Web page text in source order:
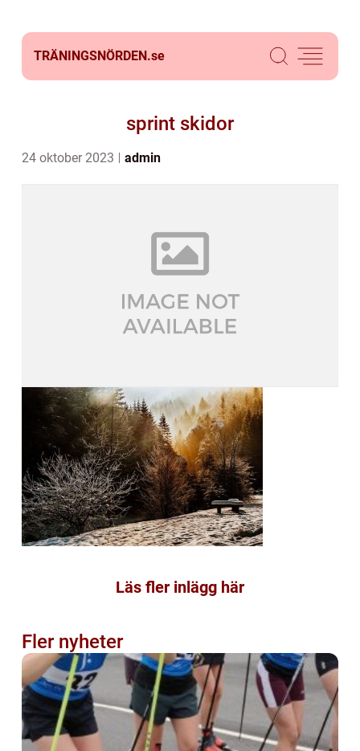
TRÄNINGSNÖRDEN.se
sprint skidor
24 oktober 2023 admin
Läs fler inlägg här
Fler nyheter